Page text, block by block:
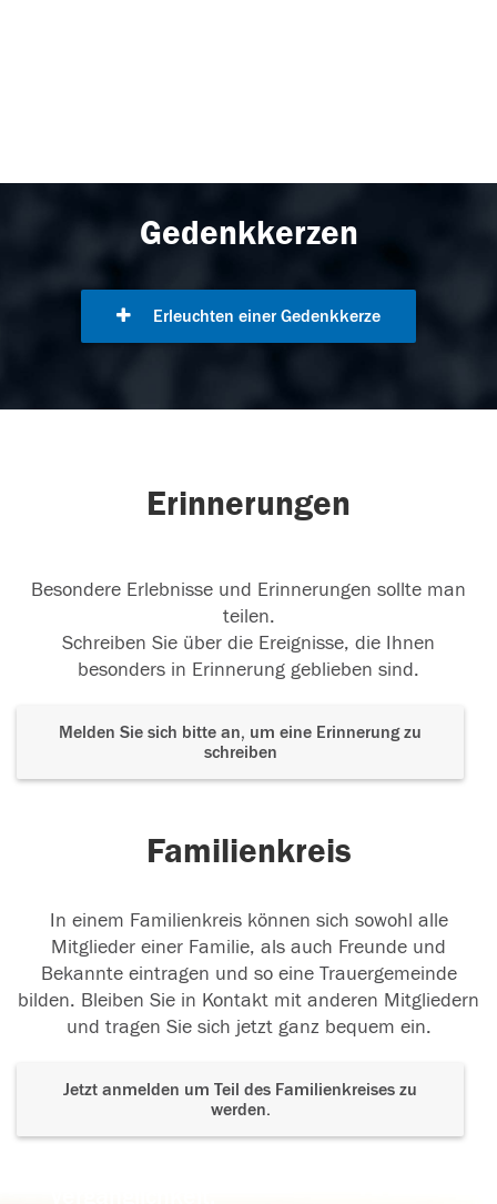
Gedenkkerzen
Erleuchten einer Gedenkkerze
Erinnerungen
Besondere Erlebnisse und Erinnerungen sollte man
teilen.
Schreiben Sie über die Ereignisse, die Ihnen
besonders in Erinnerung geblieben sind.
Melden Sie sich bitte an, um eine Erinnerung zu
schreiben
Familienkreis
In einem Familienkreis können sich sowohl alle
Mitglieder einer Familie, als auch Freunde und
Bekannte eintragen und so eine Trauergemeinde
bilden. Bleiben Sie in Kontakt mit anderen Mitgliedern
und tragen Sie sich jetzt ganz bequem ein.
Jetzt anmelden um Teil des Familienkreises zu
werden.